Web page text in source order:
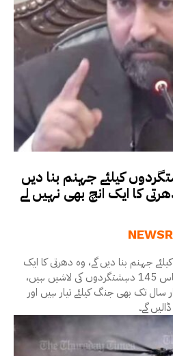
کیلئے جہنم بنا دیں
کا ایک انچ بھی نہیں لے
جہنم بنا دیں گے، وہ دھرتی کا ایک
انچ بھی نہیں لے سکتے، ہمارے پاس 145 دہشتگردوں کی لاشیں ہیں،
سال تک بھی جنگ کیلئے تیار ہیں اور
گے۔